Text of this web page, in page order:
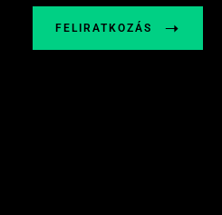
FELIRATKOZÁS